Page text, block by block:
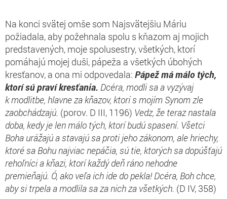
Na konci svätej omše som Najsvätejšiu Máriu
požiadala, aby požehnala spolu s kňazom aj mojich
predstavených, moje spolusestry, všetkých, ktorí
pomáhajú mojej duši, pápeža a všetkých úbohých
kresťanov, a ona mi odpovedala: Pápež má málo tých,
ktorí sú praví kresťania. Dcéra, modli sa a vyzývaj
k modlitbe, hlavne za kňazov, ktorí s mojím Synom zle
zaobchádzajú. (porov. D III, 1196) Vedz, že teraz nastala
doba, kedy je len málo tých, ktorí budú spasení. Všetci
Boha urážajú a stavajú sa proti jeho zákonom, ale hriechy,
ktoré sa Bohu najviac nepáčia, sú tie, ktorých sa dopúšťajú
rehoľníci a kňazi, ktorí každý deň ráno nehodne
premieňajú. Ó, ako veľa ich ide do pekla! Dcéra, Boh chce,
aby si trpela a modlila sa za nich za všetkých. (D IV, 358)